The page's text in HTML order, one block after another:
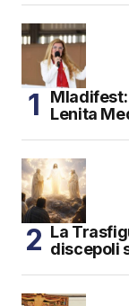
Lenita
La
discepoli